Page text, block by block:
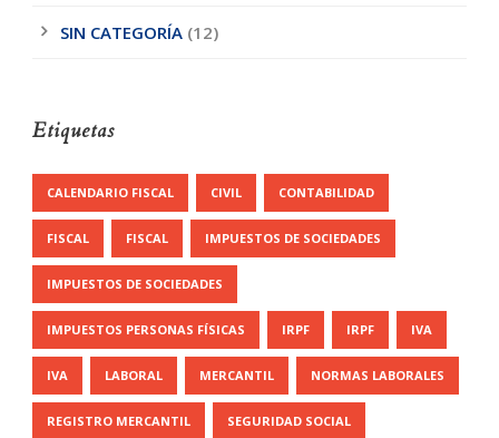
SIN CATEGORÍA (12)
Etiquetas
CALENDARIO FISCAL CIVIL CONTABILIDAD
FISCAL FISCAL IMPUESTOS DE SOCIEDADES
IMPUESTOS DE SOCIEDADES
IMPUESTOS PERSONAS FÍSICAS IRPF IRPF IVA
IVA LABORAL MERCANTIL NORMAS LABORALES
REGISTRO MERCANTIL SEGURIDAD SOCIAL